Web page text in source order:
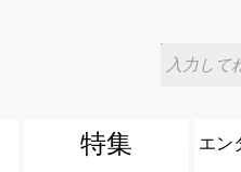
特集 エン